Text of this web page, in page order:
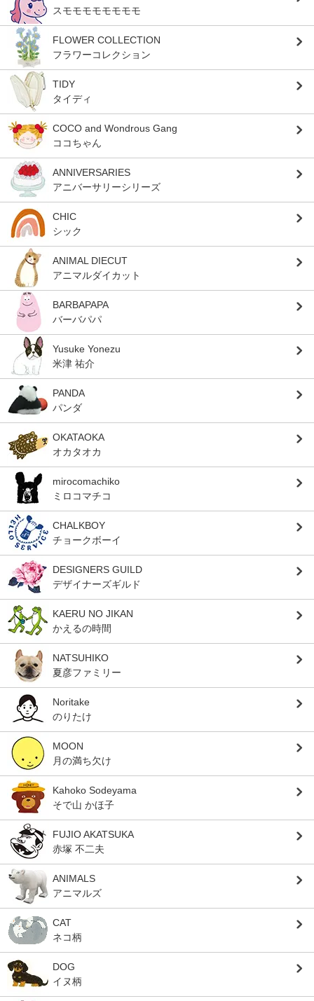
スモモモモモモモモ
FLOWER COLLECTION
フラワーコレクション
TIDY
タイディ
COCO and Wondrous Gang
ココちゃん
ANNIVERSARIES
アニバーサリーシリーズ
CHIC
シック
ANIMAL DIECUT
アニマルダイカット
BARBAPAPA
バーバパパ
Yusuke Yonezu
米津 祐介
PANDA
パンダ
OKATAOKA
オカタオカ
mirocomachiko
ミロコマチコ
CHALKBOY
チョークボーイ
DESIGNERS GUILD
デザイナーズギルド
KAERU NO JIKAN
かえるの時間
NATSUHIKO
夏彦ファミリー
Noritake
のりたけ
MOON
月の満ち欠け
Kahoko Sodeyama
そで山 かほ子
FUJIO AKATSUKA
赤塚 不二夫
ANIMALS
アニマルズ
CAT
ネコ柄
DOG
イヌ柄